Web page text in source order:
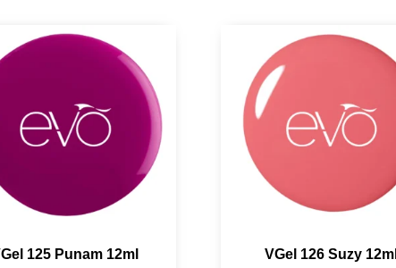
VGel 125 Punam 12ml VGel 126 Suzy 12ml